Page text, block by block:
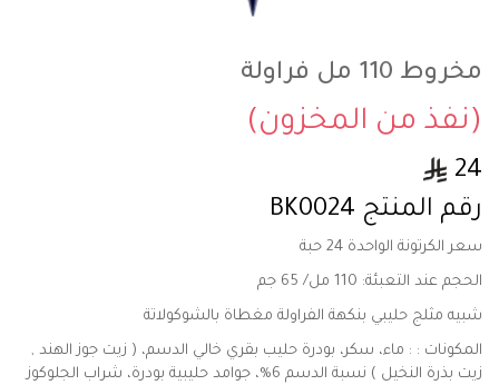
مخروط 110 مل فراولة
(نفذ من المخزون)
24
رقم المنتج BK0024
سعر الكرتونة الواحدة 24 حبة
الحجم عند التعبئة: 110 مل/ 65 جم
شبيه مثلج حليبي بنكهة الفراولة مغطاة بالشوكولاتة
المكونات : : ماء، سكر، بودرة حليب بقري خالي الدسم، ( زيت جوز الهند ,
زيت بذرة النخيل ) نسبة الدسم 6%، جوامد حليبية بودرة، شراب الجلوكوز